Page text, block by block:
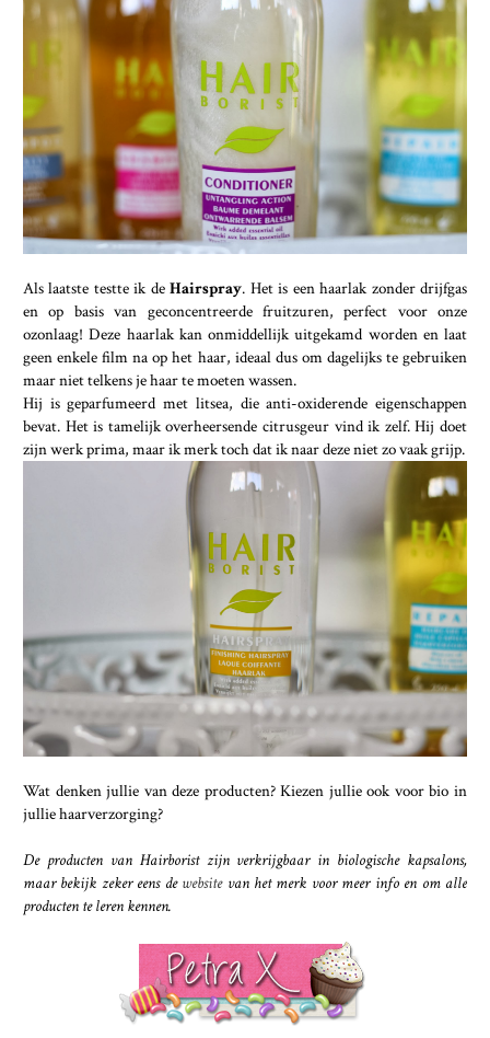
Als laatste testte ik deHairspray. Het is een haarlak zonder drijfgas
en op basis van geconcentreerde fruitzuren, perfect voor onze
ozonlaag! Deze haarlak kan onmiddellijk uitgekamd worden en laat
geen enkele film na op het haar, ideaal dus om dagelijks te gebruiken
maar niet telkens je haar te moeten wassen.
Hij is geparfumeerd met litsea, die anti-oxiderende eigenschappen
bevat. Het is tamelijk overheersende citrusgeur vind ik zelf. Hij doet
zijn werk prima, maar ik merk toch dat ik naar deze niet zo vaak grijp.
Wat denken jullie van deze producten? Kiezen jullie ook voor bio in
jullie haarverzorging?
De producten van Hairborist zijn verkrijgbaar in biologische kapsalons,
maar bekijk zeker eens de website van het merk voor meer info en om alle
producten te leren kennen.